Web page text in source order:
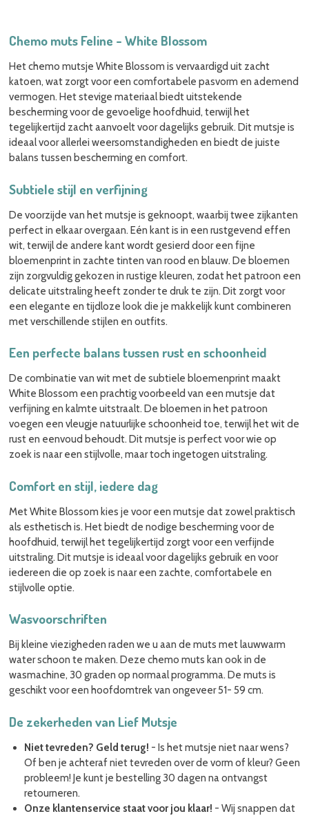
Chemo muts Feline - White Blossom
Het chemo mutsje White Blossom is vervaardigd uit zacht
katoen, wat zorgt voor een comfortabele pasvorm en ademend
vermogen. Het stevige materiaal biedt uitstekende
bescherming voor de gevoelige hoofdhuid, terwijl het
tegelijkertijd zacht aanvoelt voor dagelijks gebruik. Dit mutsje is
ideaal voor allerlei weersomstandigheden en biedt de juiste
balans tussen bescherming en comfort.
Subtiele stijl en verfijning
De voorzijde van het mutsje is geknoopt, waarbij twee zijkanten
perfect in elkaar overgaan. Eén kant is in een rustgevend effen
wit, terwijl de andere kant wordt gesierd door een fijne
bloemenprint in zachte tinten van rood en blauw. De bloemen
zijn zorgvuldig gekozen in rustige kleuren, zodat het patroon een
delicate uitstraling heeft zonder te druk te zijn. Dit zorgt voor
een elegante en tijdloze look die je makkelijk kunt combineren
met verschillende stijlen en outfits.
Een perfecte balans tussen rust en schoonheid
De combinatie van wit met de subtiele bloemenprint maakt
White Blossom een prachtig voorbeeld van een mutsje dat
verfijning en kalmte uitstraalt. De bloemen in het patroon
voegen een vleugje natuurlijke schoonheid toe, terwijl het wit de
rust en eenvoud behoudt. Dit mutsje is perfect voor wie op
zoek is naar een stijlvolle, maar toch ingetogen uitstraling.
Comfort en stijl, iedere dag
Met White Blossom kies je voor een mutsje dat zowel praktisch
als esthetisch is. Het biedt de nodige bescherming voor de
hoofdhuid, terwijl het tegelijkertijd zorgt voor een verfijnde
uitstraling. Dit mutsje is ideaal voor dagelijks gebruik en voor
iedereen die op zoek is naar een zachte, comfortabele en
stijlvolle optie.
Wasvoorschriften
Bij kleine viezigheden raden we u aan de muts met lauwwarm
water schoon te maken. Deze chemo muts kan ook in de
wasmachine, 30 graden op normaal programma. De muts is
geschikt voor een hoofdomtrek van ongeveer 51- 59 cm.
De zekerheden van Lief Mutsje
Niet tevreden? Geld terug! - Is het mutsje niet naar wens?
Of ben je achteraf niet tevreden over de vorm of kleur? Geen
probleem! Je kunt je bestelling 30 dagen na ontvangst
retourneren.
Onze klantenservice staat voor jou klaar! - Wij snappen dat